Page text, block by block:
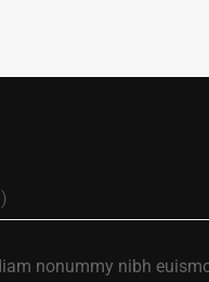
nonummy nibh